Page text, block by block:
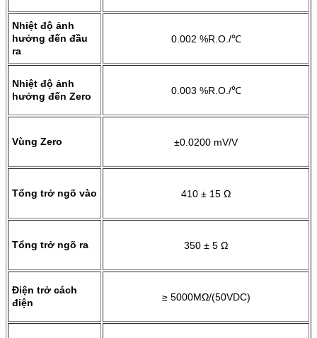
Nhiệt độ ảnh
hưởng đến đầu
ra
0.002 %R.O./℃
Nhiệt độ ảnh
hưởng đến Zero
0.003 %R.O./℃
Vùng Zero ±0.0200 mV/V
Tổng trở ngõ vào 410 ± 15 Ω
Tổng trở ngõ ra 350 ± 5 Ω
Điện trở cách
điện
≥ 5000MΩ/(50VDC)